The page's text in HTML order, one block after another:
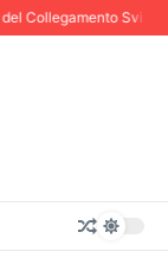
Collegamento